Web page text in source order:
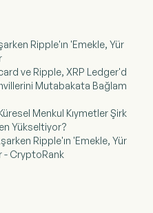
Ripple'ın 'Emekle, Yür
ve Ripple, XRP Ledger'd
Mutabakata Bağlam
Menkul Kıymetler Şirk
Yükseltiyor?
Ripple'ın 'Emekle, Yür
- CryptoRank